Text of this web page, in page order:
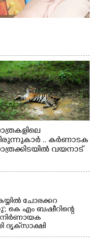
.. കർണാടക
വയനാട്
കണ്ണിൽകുടുങ്ങിയ
കയ്യിൽ ചോരക്കറ
കെ എം ബഷീറിന്റെ
ദൃക്‌സാക്ഷി